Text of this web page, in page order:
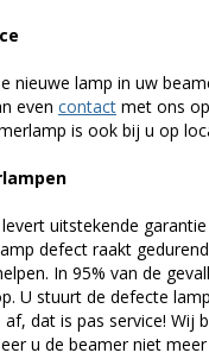
nieuwe lamp in uw
even contact met ons
is ook bij u op
uitstekende
defect raakt
In 95% van de
U stuurt de defecte
dat is pas service! Wij
u de beamer niet